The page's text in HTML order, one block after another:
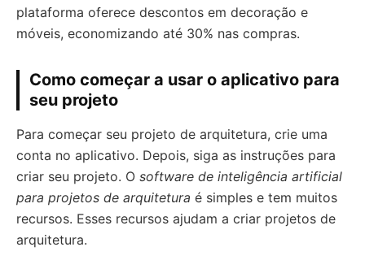
plataforma oferece descontos em decoração e
móveis, economizando até 30% nas compras.
Como começar a usar o aplicativo para
seu projeto
Para começar seu projeto de arquitetura, crie uma
conta no aplicativo. Depois, siga as instruções para
criar seu projeto. O software de inteligência artificial
para projetos de arquitetura é simples e tem muitos
recursos. Esses recursos ajudam a criar projetos de
arquitetura.